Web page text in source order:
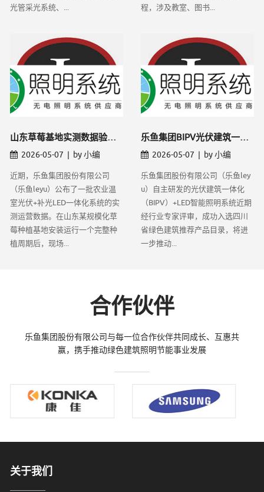
光管采光系统、...
程，涉及教室、图书...
​山东草莓基地实测数据验证——乐鱼LEY
2026-05-07 | by 小编
近期，乐鱼集团股份有限公司
（乐鱼leyu）公布了一批农业温
室光伏+补光LED一体化系统的实
测运营数据。在山东某规模化草
莓种植基地安装运行一个完整种
植周期后，现场...
乐鱼集团BIPV光伏建筑一体化方案入选四
2026-05-07 | by 小编
乐鱼集团股份有限公司（乐鱼ley
u）自主研发的光伏建筑一体化
（BIPV）+LED智能照明系统近期
经行业专家评审，成功入选四川
省绿色建筑推荐产品目录，将进
一步推动...
合作伙伴
乐鱼集团股份有限公司与每一位合作伙伴共同成长、互惠共
赢，携手推动绿色建筑照明节能事业发展
关于我们